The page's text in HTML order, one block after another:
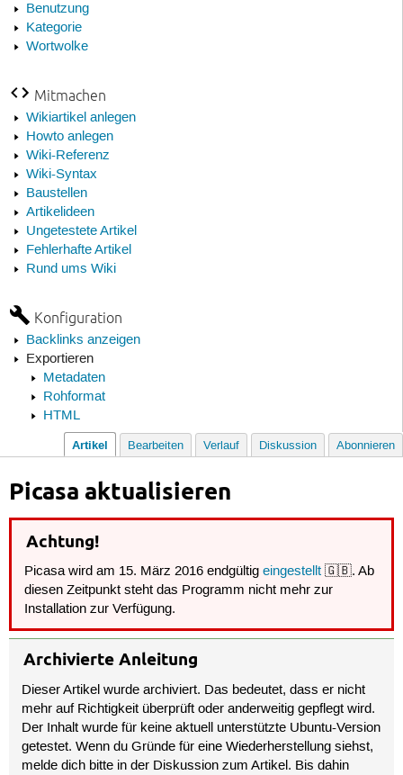
Benutzung
Kategorie
Wortwolke
Mitmachen
Wikiartikel anlegen
Howto anlegen
Wiki-Referenz
Wiki-Syntax
Baustellen
Artikelideen
Ungetestete Artikel
Fehlerhafte Artikel
Rund ums Wiki
Konfiguration
Backlinks anzeigen
Exportieren
Metadaten
Rohformat
HTML
Artikel Bearbeiten Verlauf Diskussion Abonnieren
Picasa aktualisieren
Achtung!
Picasa wird am 15. März 2016 endgültigeingestellt 🇬🇧. Ab
diesen Zeitpunkt steht das Programm nicht mehr zur
Installation zur Verfügung.
Archivierte Anleitung
Dieser Artikel wurde archiviert. Das bedeutet, dass er nicht
mehr auf Richtigkeit überprüft oder anderweitig gepflegt wird.
Der Inhalt wurde für keine aktuell unterstützte Ubuntu-Version
getestet. Wenn du Gründe für eine Wiederherstellung siehst,
melde dich bitte in der Diskussion zum Artikel. Bis dahin